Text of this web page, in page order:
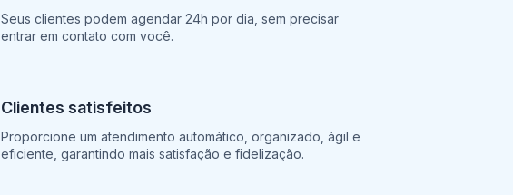
Seus clientes podem agendar 24h por dia, sem precisar
entrar em contato com você.
Clientes satisfeitos
Proporcione um atendimento automático, organizado, ágil e
eficiente, garantindo mais satisfação e fidelização.